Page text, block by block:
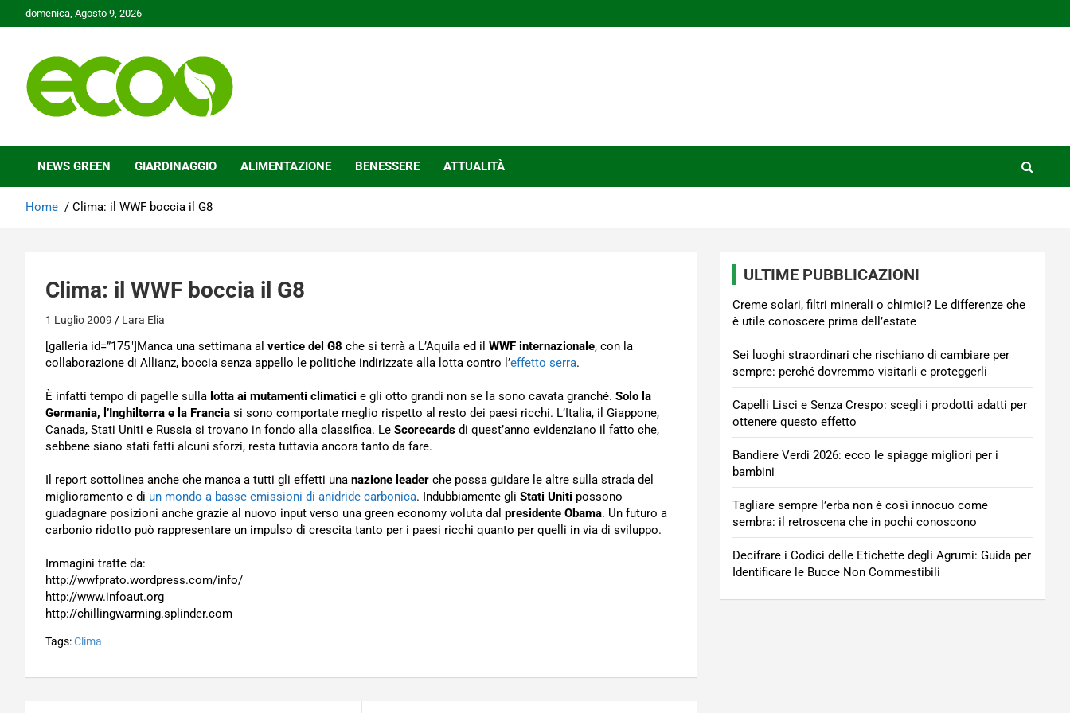
to
domenica, Agosto 9, 2026
Ecoo.it
NEWS GREEN GIARDINAGGIO ALIMENTAZIONE BENESSERE ATTUALITÀ
Home Clima: il WWF boccia il G8
Clima: il WWF boccia il G8
1 Luglio 2009 Lara Elia
[galleria id=”175″]Manca una settimana al vertice del G8 che si terrà a L’Aquila ed il WWF internazionale, con la
collaborazione di Allianz, boccia senza appello le politiche indirizzate alla lotta contro l’effetto serra.
È infatti tempo di pagelle sulla lotta ai mutamenti climatici e gli otto grandi non se la sono cavata granché. Solo la
Germania, l’Inghilterra e la Francia si sono comportate meglio rispetto al resto dei paesi ricchi. L’Italia, il Giappone,
Canada, Stati Uniti e Russia si trovano in fondo alla classifica. Le Scorecards di quest’anno evidenziano il fatto che,
sebbene siano stati fatti alcuni sforzi, resta tuttavia ancora tanto da fare.
Il report sottolinea anche che manca a tutti gli effetti una nazione leader che possa guidare le altre sulla strada del
miglioramento e di un mondo a basse emissioni di anidride carbonica. Indubbiamente gli Stati Uniti possono
guadagnare posizioni anche grazie al nuovo input verso una green economy voluta dal presidente Obama. Un futuro a
carbonio ridotto può rappresentare un impulso di crescita tanto per i paesi ricchi quanto per quelli in via di sviluppo.
Immagini tratte da:
http://wwfprato.wordpress.com/info/
http://www.infoaut.org
http://chillingwarming.splinder.com
Tags:Clima
ULTIME PUBBLICAZIONI
Creme solari, filtri minerali o chimici? Le differenze che
è utile conoscere prima dell’estate
Sei luoghi straordinari che rischiano di cambiare per
sempre: perché dovremmo visitarli e proteggerli
Capelli Lisci e Senza Crespo: scegli i prodotti adatti per
ottenere questo effetto
Bandiere Verdi 2026: ecco le spiagge migliori per i
bambini
Tagliare sempre l’erba non è così innocuo come
sembra: il retroscena che in pochi conoscono
Decifrare i Codici delle Etichette degli Agrumi: Guida per
Identificare le Bucce Non Commestibili